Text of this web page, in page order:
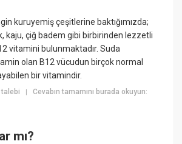
kuruyemiş çeşitlerine baktığımızda;
kaju, çiğ badem gibi birbirinden lezzetli
vitamini bulunmaktadır. Suda
olan B12 vücudun birçok normal
bir vitamindir.
talebi |Cevabın tamamını burada okuyun:
mı?